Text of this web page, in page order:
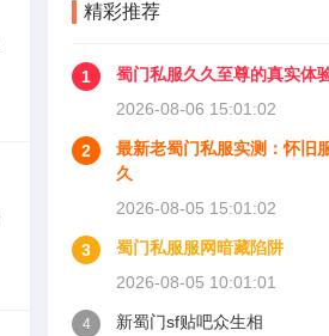
精彩推荐
1
蜀门私服久久至尊的真实体
2026-08-06 15:01:02
2
最新老蜀门私服实测：怀旧
久
2026-08-05 15:01:02
3
蜀门私服服网暗藏陷阱
2026-08-05 10:01:01
4
新蜀门sf贴吧众生相